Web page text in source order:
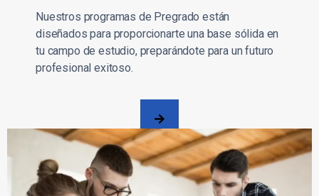
Nuestros programas de Pregrado están
diseñados para proporcionarte una base sólida en
tu campo de estudio, preparándote para un futuro
profesional exitoso.